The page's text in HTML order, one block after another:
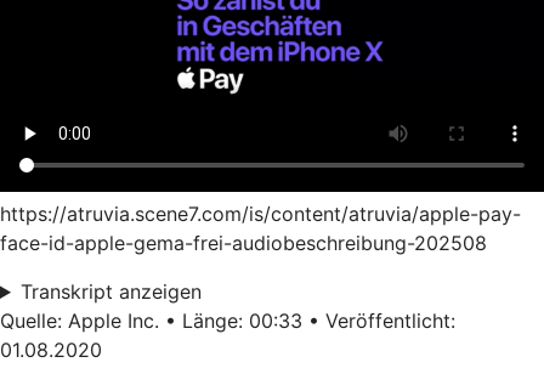
https://atruvia.scene7.com/is/content/atruvia/apple-pay-
face-id-apple-gema-frei-audiobeschreibung-202508
Transkript anzeigen
Quelle: Apple Inc. • Länge: 00:33 • Veröffentlicht:
01.08.2020